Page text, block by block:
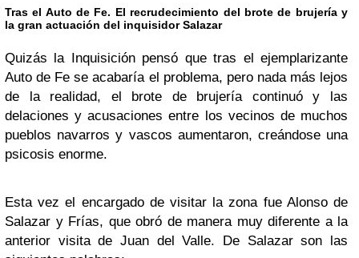
Tras el Auto de Fe. El recrudecimiento del brote de brujería y
la gran actuación del inquisidor Salazar
Quizás la Inquisición pensó que tras el ejemplarizante
Auto de Fe se acabaría el problema, pero nada más lejos
de la realidad, el brote de brujería continuó y las
delaciones y acusaciones entre los vecinos de muchos
pueblos navarros y vascos aumentaron, creándose una
psicosis enorme.
Esta vez el encargado de visitar la zona fue Alonso de
Salazar y Frías, que obró de manera muy diferente a la
anterior visita de Juan del Valle. De Salazar son las